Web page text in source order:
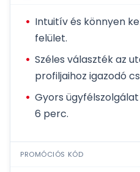
Intuitív és könnyen
felület.
Széles választék az
profiljaihoz igazodó
Gyors
6 perc.
PROMÓCIÓS KÓD